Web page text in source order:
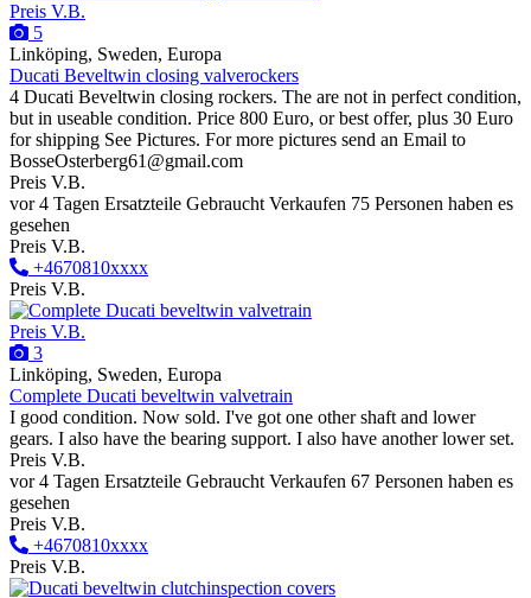
Preis V.B.
5
Linköping, Sweden, Europa
Ducati Beveltwin closing valverockers
4 Ducati Beveltwin closing rockers. The are not in perfect condition,
but in useable condition. Price 800 Euro, or best offer, plus 30 Euro
for shipping See Pictures. For more pictures send an Email to
BosseOsterberg61@gmail.com
Preis V.B.
vor 4 Tagen Ersatzteile Gebraucht Verkaufen 75 Personen haben es
gesehen
Preis V.B.
+4670810xxxx
Preis V.B.
Preis V.B.
3
Linköping, Sweden, Europa
Complete Ducati beveltwin valvetrain
I good condition. Now sold. I've got one other shaft and lower
gears. I also have the bearing support. I also have another lower set.
Preis V.B.
vor 4 Tagen Ersatzteile Gebraucht Verkaufen 67 Personen haben es
gesehen
Preis V.B.
+4670810xxxx
Preis V.B.